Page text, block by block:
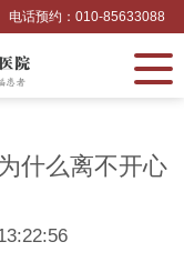
电话预约：010-85633088
什么离不开心